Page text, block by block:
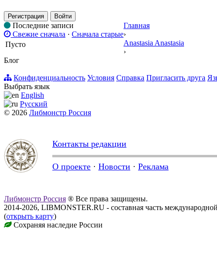
Регистрация Войти
Последние записи
Свежие сначала · Сначала старые
Пусто
Главная
›
Anastasia Anastasia
›
Блог
Конфиденциальность Условия Справка Пригласить друга
Выбрать язык
English
Русский
© 2026 Либмонстр Россия
Контакты редакции
О проекте · Новости · Реклама
Либмонстр Россия ® Все права защищены.
2014-2026, LIBMONSTER.RU - составная часть
(открыть карту)
Сохраняя наследие России